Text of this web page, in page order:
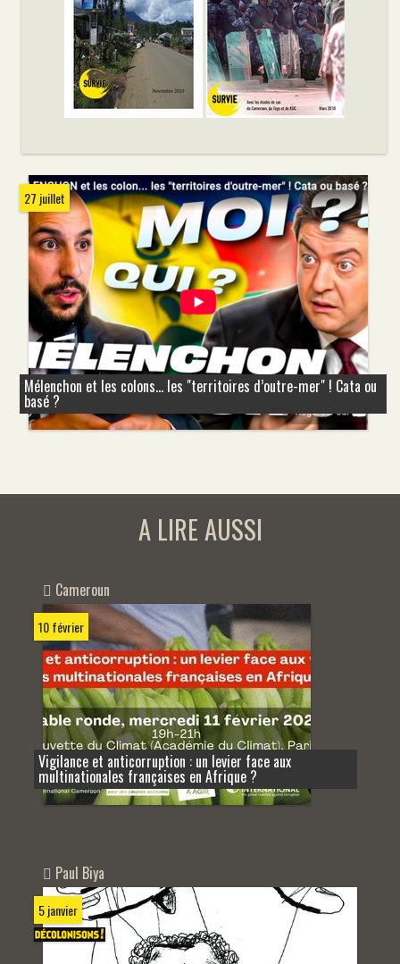
27 juillet
Mélenchon et les colons... les "territoires d’outre-mer" ! Cata ou
basé ?
A LIRE AUSSI
Cameroun
10 février
Vigilance et anticorruption : un levier face aux
multinationales françaises en Afrique ?
Paul Biya
5 janvier